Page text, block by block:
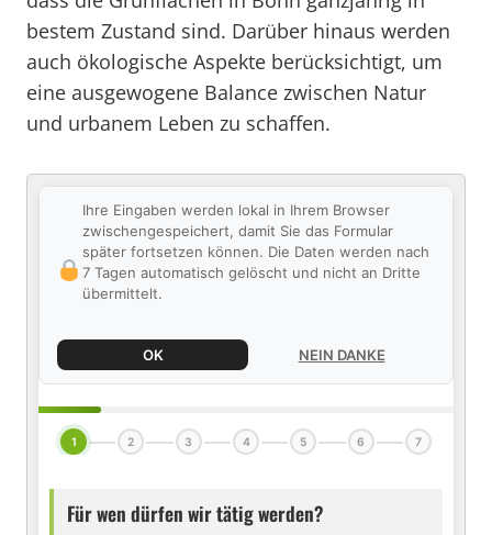
bestem Zustand sind. Darüber hinaus werden
auch ökologische Aspekte berücksichtigt, um
eine ausgewogene Balance zwischen Natur
und urbanem Leben zu schaffen.
Ihre Eingaben werden lokal in Ihrem Browser
zwischengespeichert, damit Sie das Formular
später fortsetzen können. Die Daten werden nach
7 Tagen automatisch gelöscht und nicht an Dritte
übermittelt.
OK NEIN DANKE
1 2 3 4 5 6 7
Für wen dürfen wir tätig werden?